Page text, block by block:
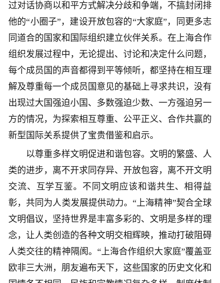
过对话协商以和平方式解决分歧和争端，不搞封闭排
他的“小圈子”，建设开放包容的“大家庭”，同更多志
同道合的国家和国际组织建立伙伴关系。在上海合作
组织发展过程中，无论提出、讨论和决定什么问题，
每个成员国的声音都得到平等倾听，都坚持在相互理
解及尊重每一个成员国意见的基础上寻求共识，没有
出现过大国强迫小国、多数强迫少数、一方强迫另一
方的情况，为探索相互尊重、公平正义、合作共赢的
新型国际关系提供了宝贵借鉴和启示。
以尊重多样文明促进和谐包容。文明的繁盛、人
类的进步，离不开求同存异、开放包容，离不开文明
交流、互学互鉴。不同文明应该和谐共生、相得益
彰，共同为人类发展提供动力。“上海精神”契合全球
文明倡议，坚持世界是丰富多彩的、文明是多样的理
念，让人类创造的各种文明交相辉映，推动打破阻碍
人类交往的精神隔阂。“上海合作组织大家庭”覆盖亚
欧非三大洲，朋友遍布天下，这些国家的历史文化和